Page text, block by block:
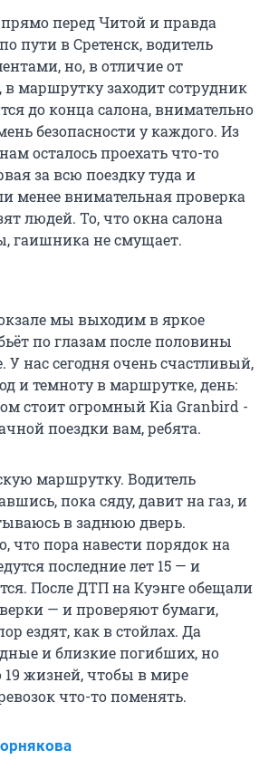
перед Читой и правда
пути в Сретенск, водитель
но, в отличие от
маршрутку заходит сотрудник
до конца салона, внимательно
безопасности у каждого. Из
осталось проехать что-то
за всю поездку туда и
менее внимательная проверка
людей. То, что окна салона
гаишника не смущает.
мы выходим в яркое
по глазам после половины
У нас сегодня очень счастливый,
и темноту в маршрутке, день:
стоит огромный Kia Granbird -
поездки вам, ребята.
маршрутку. Водитель
пока сяду, давит на газ, и
в заднюю дверь.
что пора навести порядок на
последние лет 15 — и
После ДТП на Куэнге обещали
— и проверяют бумаги,
ездят, как в стойлах. Да
и близкие погибших, но
19 жизней, чтобы в мире
что-то поменять.